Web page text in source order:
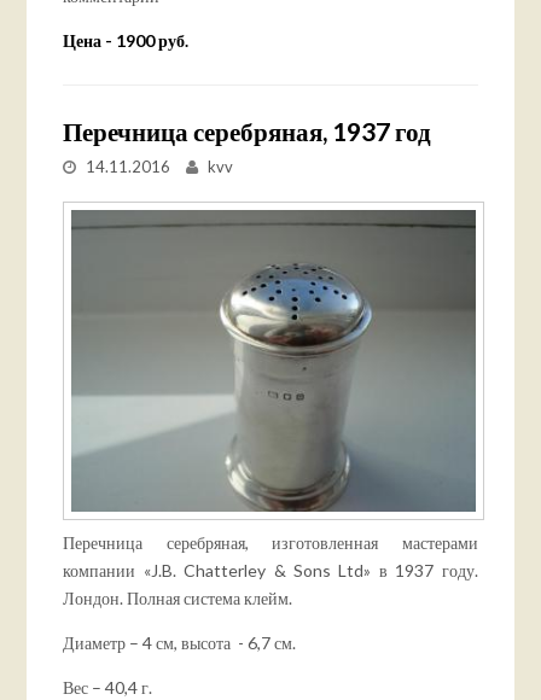
Цена - 1900 руб.
Перечница серебряная, 1937 год
14.11.2016 kvv
Перечница серебряная, изготовленная мастерами
компании «J.B. Chatterley & Sons Ltd» в 1937 году.
Лондон. Полная система клейм.
Диаметр – 4 см, высота - 6,7 см.
Вес – 40,4 г.